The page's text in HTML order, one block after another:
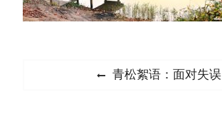
Previous
青松絮语：面对失误